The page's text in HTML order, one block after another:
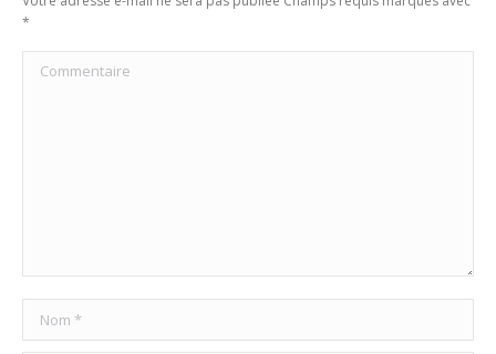
*
Commentaire
Nom *